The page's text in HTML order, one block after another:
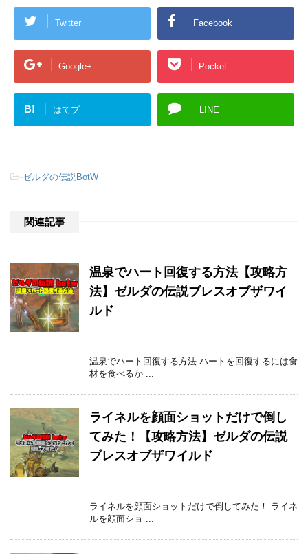
Twitter Facebook
Google+ Pocket
B! はてブ LINE
-ゼルダの伝説BotW
関連記事
温泉でハート回復する方法【攻略方
法】ゼルダの伝説ブレスオブザワイ
ルド
温泉でハート回復する方法 ハートを回復するには食
材を食べるか ...
ライネルを顔面ショットだけで倒し
てみた！【攻略方法】ゼルダの伝説
ブレスオブザワイルド
ライネルを顔面ショットだけで倒してみた！ ライネ
ルを顔面ショ ...